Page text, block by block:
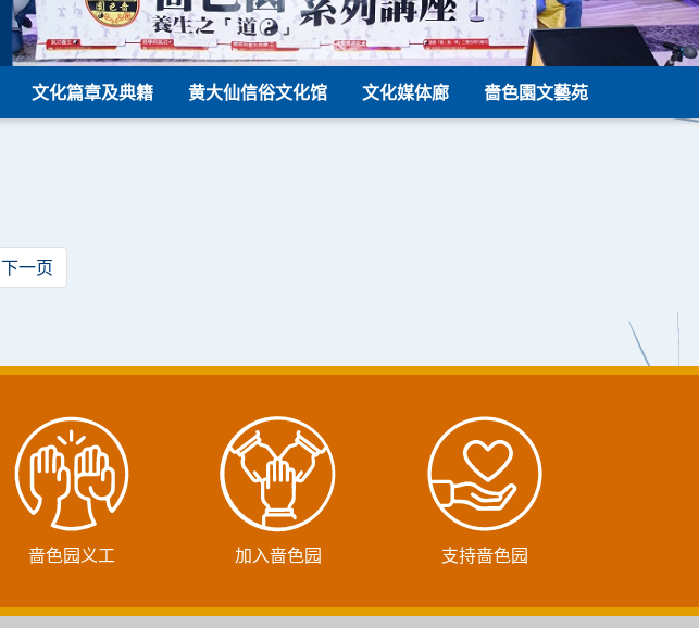
文化篇章及典籍 黄大仙信俗文化馆 文化媒体廊 嗇色園文藝苑
下一页
啬色园义工 加入啬色园 支持啬色园